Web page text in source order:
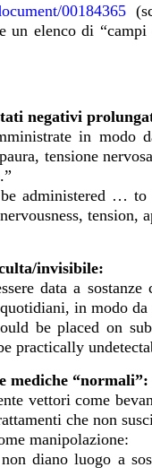
00184365
un elenco di
negativi
in
tensione
administered …
invisibile:
data a
in modo
be placed on
practically
mediche “normali”:
vettori come
che non
manipolazione:
diano luogo a